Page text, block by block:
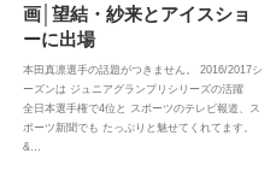
画│望結・紗来とアイスショ
ーに出場
本田真凛選手の話題がつきません。 2016/2017シ
ーズンは ジュニアグランプリシリーズの活躍
全日本選手権で4位と スポーツのテレビ報道、ス
ポーツ新聞でも たっぷりと魅せてくれてます。
&…